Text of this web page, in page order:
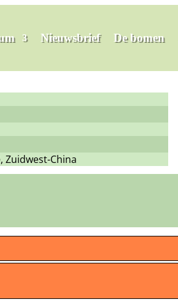
Nieuwsbrief De bomen
Zuidwest-China